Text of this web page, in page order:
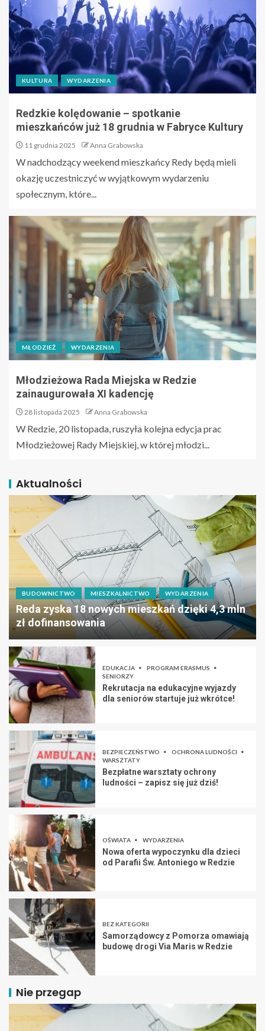
KULTURA WYDARZENIA
Redzkie kolędowanie – spotkanie
mieszkańców już 18 grudnia w Fabryce Kultury
11 grudnia 2025 Anna Grabowska
W nadchodzący weekend mieszkańcy Redy będą mieli
okazję uczestniczyć w wyjątkowym wydarzeniu
społecznym, które...
MŁODZIEŻ WYDARZENIA
Młodzieżowa Rada Miejska w Redzie
zainaugurowała XI kadencję
28 listopada 2025 Anna Grabowska
W Redzie, 20 listopada, ruszyła kolejna edycja prac
Młodzieżowej Rady Miejskiej, w której młodzi...
Aktualności
BUDOWNICTWO MIESZKALNICTWO WYDARZENIA
Reda zyska 18 nowych mieszkań dzięki 4,3 mln
zł dofinansowania
EDUKACJA
PROGRAM ERASMUS
SENIORZY
Rekrutacja na edukacyjne wyjazdy
dla seniorów startuje już wkrótce!
BEZPIECZEŃSTWO
OCHRONA LUDNOŚCI
WARSZTATY
Bezpłatne warsztaty ochrony
ludności – zapisz się już dziś!
OŚWIATA WYDARZENIA
Nowa oferta wypoczynku dla dzieci
od Parafii Św. Antoniego w Redzie
BEZ KATEGORII
Samorządowcy z Pomorza omawiają
budowę drogi Via Maris w Redzie
Nie przegap